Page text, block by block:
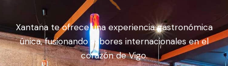
Xantana te ofrece una experiencia gastronómica
única, fusionando sabores internacionales en el
corazón de Vigo.